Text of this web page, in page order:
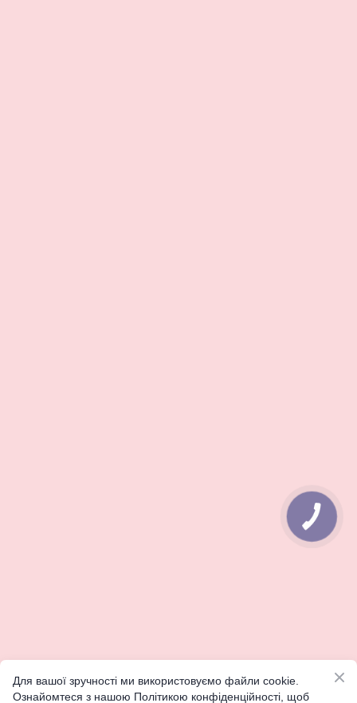
Для вашої зручності ми використовуємо файли cookie.
Ознайомтеся з нашою Політикою конфіденційності, щоб
КНОПКА
ЗВ'ЯЗКУ